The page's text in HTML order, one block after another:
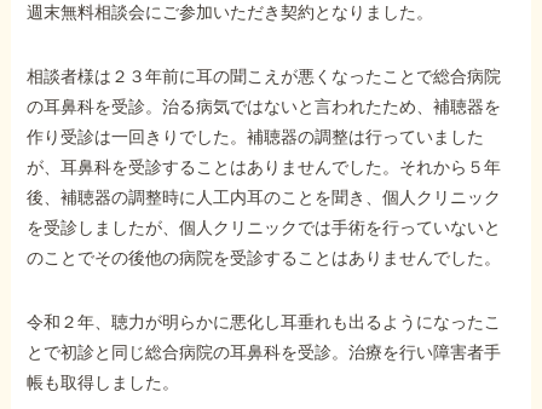
他社と何が違うの？
依頼するメリット
お電話でのお問い合わせ
089-907-3797
受付時間：平日9:00~18:00
週末無料相談会にご参加いただき契約となりました。
相談者様は２３年前に耳の聞こえが悪くなったことで総合病院
の耳鼻科を受診。治る病気ではないと言われたため、補聴器を
作り受診は一回きりでした。補聴器の調整は行っていました
が、耳鼻科を受診することはありませんでした。それから５年
後、補聴器の調整時に人工内耳のことを聞き、個人クリニック
を受診しましたが、個人クリニックでは手術を行っていないと
のことでその後他の病院を受診することはありませんでした。
令和２年、聴力が明らかに悪化し耳垂れも出るようになったこ
とで初診と同じ総合病院の耳鼻科を受診。治療を行い障害者手
帳も取得しました。